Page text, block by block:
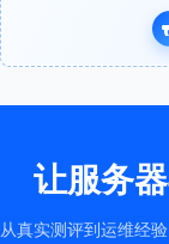
让服务
从真实测评到运维经